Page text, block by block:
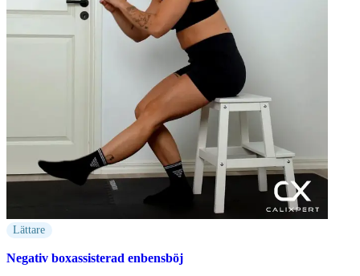
Lättare
Negativ boxassisterad enbensböj